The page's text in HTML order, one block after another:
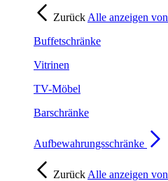
Zurück Alle anzeigen von
Buffetschränke
Vitrinen
TV-Möbel
Barschränke
Aufbewahrungsschränke
Zurück Alle anzeigen von